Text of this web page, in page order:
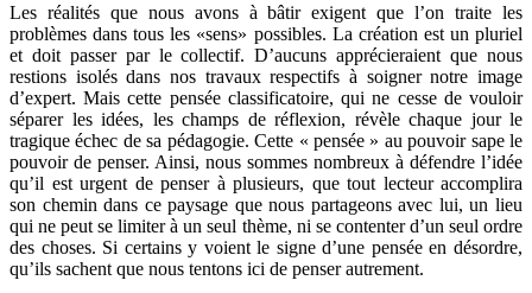
Les réalités que nous avons à bâtir exigent que l’on traite les
problèmes dans tous les «sens» possibles. La création est un pluriel
et doit passer par le collectif. D’aucuns apprécieraient que nous
restions isolés dans nos travaux respectifs à soigner notre image
d’expert. Mais cette pensée classificatoire, qui ne cesse de vouloir
séparer les idées, les champs de réflexion, révèle chaque jour le
tragique échec de sa pédagogie. Cette « pensée » au pouvoir sape le
pouvoir de penser. Ainsi, nous sommes nombreux à défendre l’idée
qu’il est urgent de penser à plusieurs, que tout lecteur accomplira
son chemin dans ce paysage que nous partageons avec lui, un lieu
qui ne peut se limiter à un seul thème, ni se contenter d’un seul ordre
des choses. Si certains y voient le signe d’une pensée en désordre,
qu’ils sachent que nous tentons ici de penser autrement.